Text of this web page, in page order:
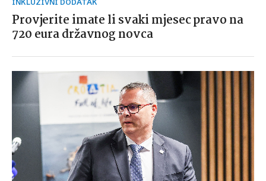
INKLUZIVNI DODATAK
Provjerite imate li svaki mjesec pravo na
720 eura državnog novca